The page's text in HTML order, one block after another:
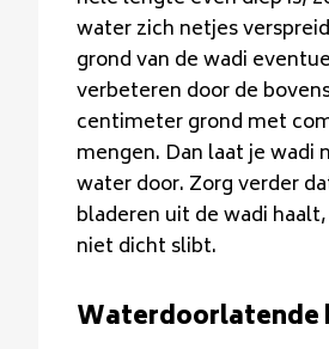
water zich netjes
grond van de wadi
verbeteren door de
centimeter grond met
mengen. Dan laat je wadi
water door. Zorg verder
bladeren uit de wadi
niet dicht slibt.
Waterdoorlatende